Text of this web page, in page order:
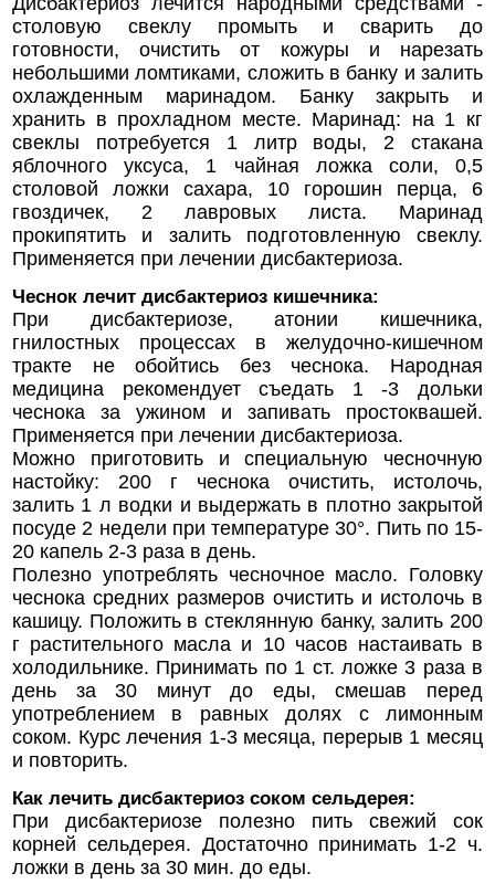
столовую свеклу промыть и сварить до
готовности, очистить от кожуры и нарезать
небольшими ломтиками, сложить в банку и залить
охлажденным маринадом. Банку закрыть и
хранить в прохладном месте. Маринад: на 1 кг
свеклы потребуется 1 литр воды, 2 стакана
яблочного уксуса, 1 чайная ложка соли, 0,5
столовой ложки сахара, 10 горошин перца, 6
гвоздичек, 2 лавровых листа. Маринад
прокипятить и залить подготовленную свеклу.
Применяется при лечении дисбактериоза.
Чеснок лечит дисбактериоз кишечника:
При дисбактериозе, атонии кишечника,
гнилостных процессах в желудочно-кишечном
тракте не обойтись без чеснока. Народная
медицина рекомендует съедать 1 -3 дольки
чеснока за ужином и запивать простоквашей.
Применяется при лечении дисбактериоза.
Можно приготовить и специальную чесночную
настойку: 200 г чеснока очистить, истолочь,
залить 1 л водки и выдержать в плотно закрытой
посуде 2 недели при температуре 30°. Пить по 15-
20 капель 2-3 раза в день.
Полезно употреблять чесночное масло. Головку
чеснока средних размеров очистить и истолочь в
кашицу. Положить в стеклянную банку, залить 200
г растительного масла и 10 часов настаивать в
холодильнике. Принимать по 1 ст. ложке 3 раза в
день за 30 минут до еды, смешав перед
употреблением в равных долях с лимонным
соком. Курс лечения 1-3 месяца, перерыв 1 месяц
и повторить.
Как лечить дисбактериоз соком сельдерея:
При дисбактериозе полезно пить свежий сок
корней сельдерея. Достаточно принимать 1-2 ч.
ложки в день за 30 мин. до еды.